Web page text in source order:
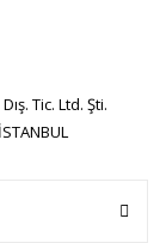
Tic. Ltd. Şti.